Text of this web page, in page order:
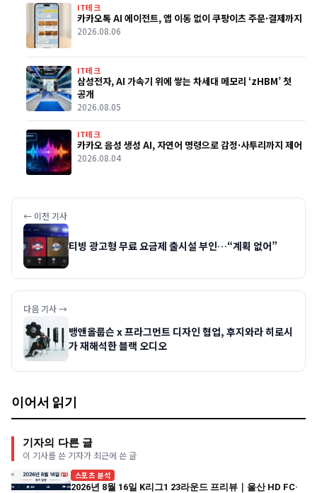
IT테크
카카오톡 AI 에이전트, 앱 이동 없이 쿠팡이츠 주문·결제까지
2026.08.06
IT테크
삼성전자, AI 가속기 위에 쌓는 차세대 메모리 ‘zHBM’ 첫
공개
2026.08.05
IT테크
카카오 음성 생성 AI, 자연어 명령으로 감정·사투리까지 제어
2026.08.04
← 이전 기사
티빙 광고형 무료 요금제 출시설 부인…“계획 없어”
다음 기사 →
뱅앤올룹슨 x 프라그먼트 디자인 협업, 후지와라 히로시
가 재해석한 블랙 오디오
이어서 읽기
기자의 다른 글
이 기사를 쓴 기자가 최근에 쓴 글
스포츠 분석
2026년 8월 16일 K리그1 23라운드 프리뷰｜울산 HD FC·